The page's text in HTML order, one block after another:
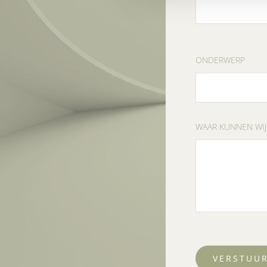
ONDERWERP
WAAR KUNNEN
VERSTUUR